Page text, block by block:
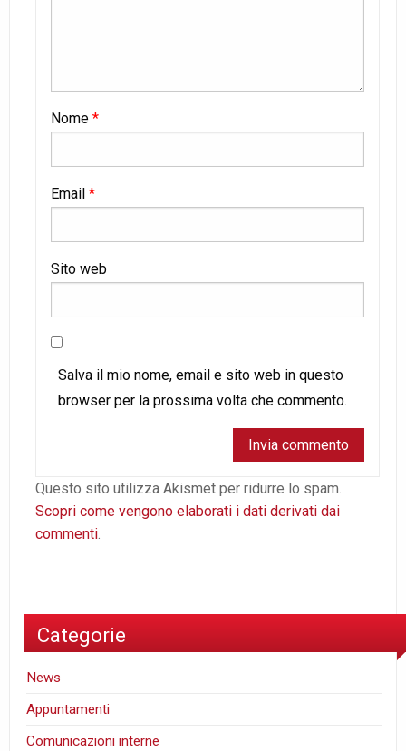
Nome *
Email *
Sito web
Salva il mio nome, email e sito web in questo
browser per la prossima volta che commento.
Questo sito utilizza Akismet per ridurre lo spam.
Scopri come vengono elaborati i dati derivati dai
commenti
Categorie
News
Appuntamenti
Comunicazioni interne